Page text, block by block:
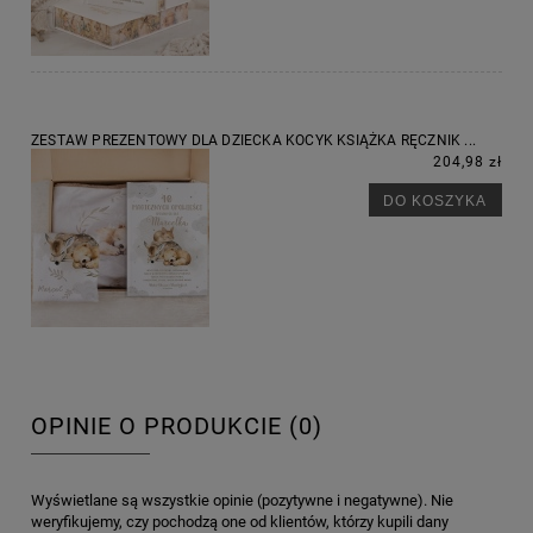
ZESTAW PREZENTOWY DLA DZIECKA KOCYK KSIĄŻKA RĘCZNIK ...
204,98 zł
DO KOSZYKA
OPINIE O PRODUKCIE (0)
Wyświetlane są wszystkie opinie (pozytywne i negatywne). Nie
weryfikujemy, czy pochodzą one od klientów, którzy kupili dany